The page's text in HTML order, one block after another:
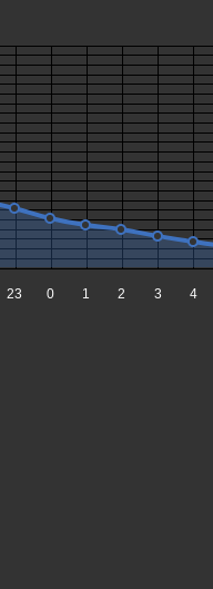
4
3
2
1
0
23